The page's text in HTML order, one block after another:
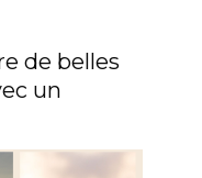
de belles
un